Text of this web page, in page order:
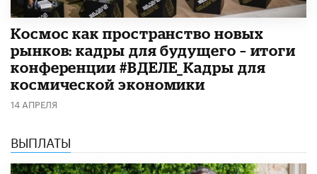
Космос как пространство новых
рынков: кадры для будущего – итоги
конференции #ВДЕЛЕ_Кадры для
космической экономики
14 АПРЕЛЯ
ВЫПЛАТЫ